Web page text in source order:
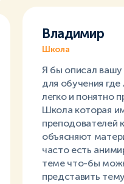
Владимир
Школа
Я бы описал
для обучения где
легко и понятно
Школа которая
преподователей
объясняют
часто есть
теме что-бы
представить